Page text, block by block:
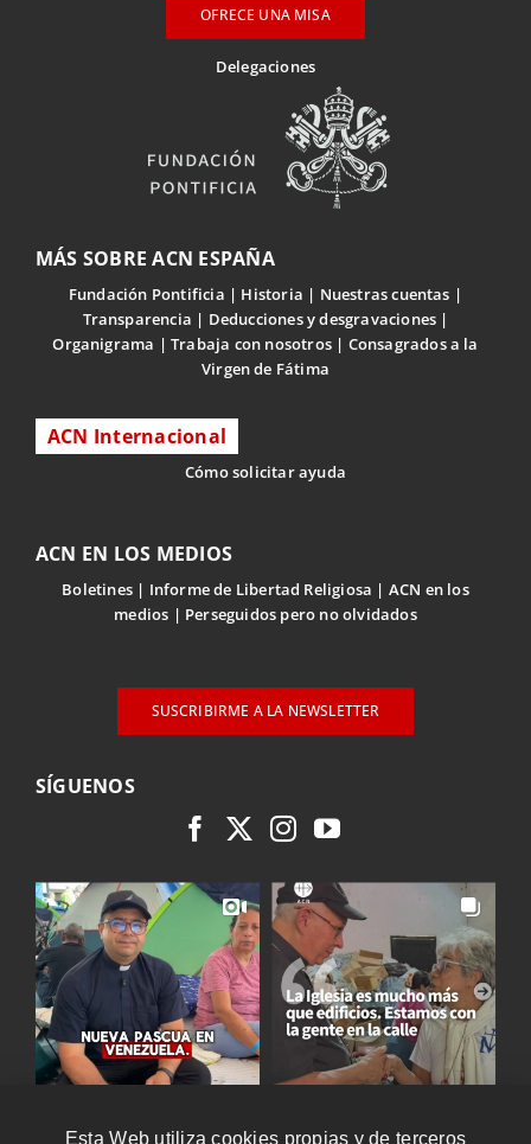
OFRECE UNA MISA
Delegaciones
MÁS SOBRE ACN ESPAÑA
Fundación Pontificia Historia
Nuestras cuentas
Transparencia
Deducciones y desgravaciones
Organigrama
Trabaja con nosotros
Consagrados a la
Virgen de Fátima
ACN Internacional
Cómo solicitar ayuda
ACN EN LOS MEDIOS
Boletines Informe de Libertad Religiosa
ACN en los
medios
Perseguidos pero no olvidados
SUSCRIBIRME A LA NEWSLETTER
SÍGUENOS
Esta Web utiliza cookies propias y de terceros